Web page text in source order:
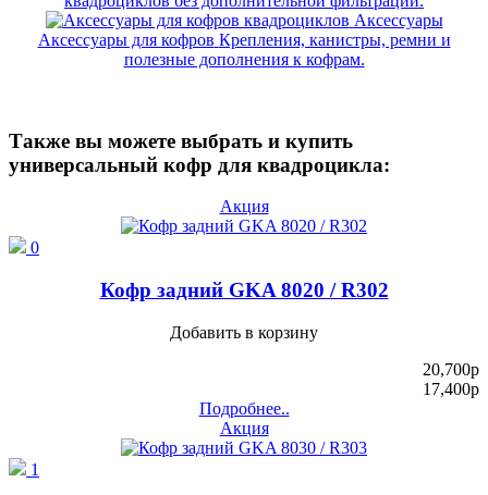
Аксессуары
Аксессуары для кофров Крепления, канистры, ремни и
полезные дополнения к кофрам.
Также вы можете выбрать и купить
универсальный кофр для квадроцикла:
Акция
0
Кофр задний GKA 8020 / R302
Добавить в корзину
20,700p
17,400p
Подробнее..
Акция
1